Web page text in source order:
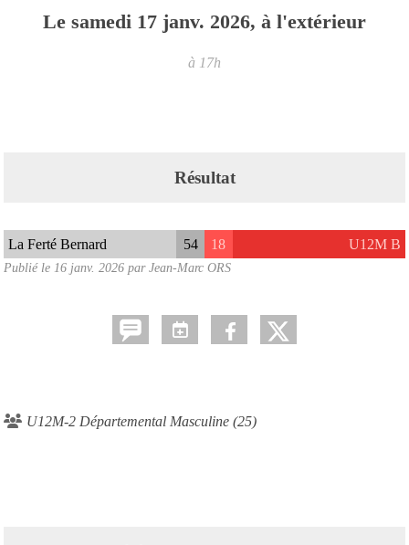
Le samedi 17 janv. 2026, à l'extérieur
à 17h
Résultat
La Ferté Bernard 54 18 U12M B
Publié le 16 janv. 2026 par Jean-Marc ORS
U12M-2 Départemental Masculine (25)